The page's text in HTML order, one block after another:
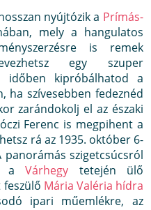
nyújtózik a Prímás-
mely a hangulatos
is remek
egy szuper
időben kipróbálhatod a
ha szívesebben fedeznéd
zarándokolj el az északi
Ferenc is megpihent a
rá az 1935. október 6-
panorámás szigetcsúcsról
aVárhegy tetején ülő
feszülő Mária Valéria hídra
ipari műemlékre, az